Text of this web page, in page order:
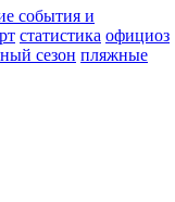
события и
статистика официоз
сезон пляжные